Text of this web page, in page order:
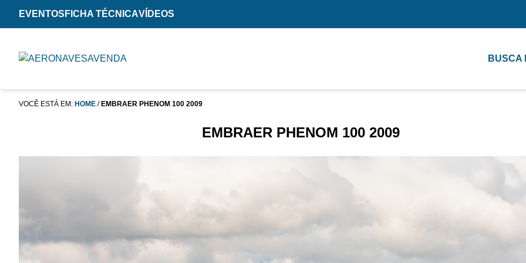
EVENTOS FICHA TÉCNICAVÍDEOS
BUSCA
VOCÊ ESTÁ EM: HOME / EMBRAER PHENOM 100 2009
EMBRAER PHENOM 100 2009